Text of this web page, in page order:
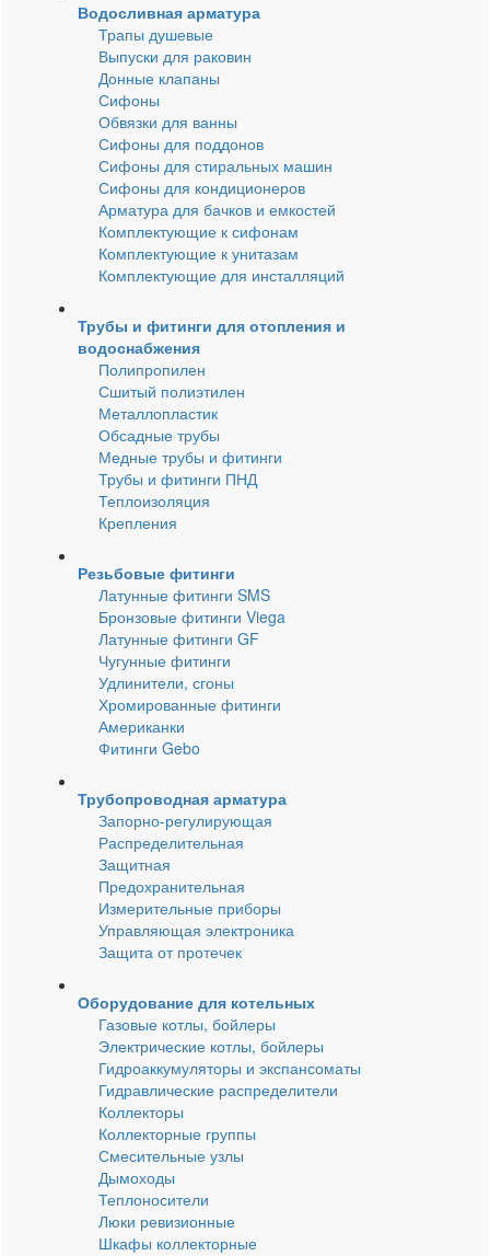
Водосливная арматура
Трапы душевые
Выпуски для раковин
Донные клапаны
Сифоны
Обвязки для ванны
Сифоны для поддонов
Сифоны для стиральных машин
Сифоны для кондиционеров
Арматура для бачков и емкостей
Комплектующие к сифонам
Комплектующие к унитазам
Комплектующие для инсталляций
Трубы и фитинги для отопления и
водоснабжения
Полипропилен
Сшитый полиэтилен
Металлопластик
Обсадные трубы
Медные трубы и фитинги
Трубы и фитинги ПНД
Теплоизоляция
Крепления
Резьбовые фитинги
Латунные фитинги SMS
Бронзовые фитинги Viega
Латунные фитинги GF
Чугунные фитинги
Удлинители, сгоны
Хромированные фитинги
Американки
Фитинги Gebo
Трубопроводная арматура
Запорно-регулирующая
Распределительная
Защитная
Предохранительная
Измерительные приборы
Управляющая электроника
Защита от протечек
Оборудование для котельных
Газовые котлы, бойлеры
Электрические котлы, бойлеры
Гидроаккумуляторы и экспансоматы
Гидравлические распределители
Коллекторы
Коллекторные группы
Смесительные узлы
Дымоходы
Теплоносители
Люки ревизионные
Шкафы коллекторные